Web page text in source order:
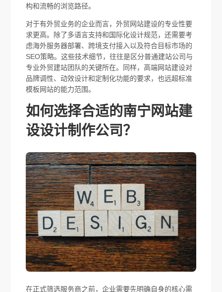
构和流畅的浏览路径。
对于有外贸业务的企业而言，外贸网站建设的专业性要
求更高。除了多语言支持和国际化设计规范，还需要考
虑海外服务器部署、跨境支付接入以及符合目标市场的
SEO策略。这些技术细节，往往是区分普通建站公司与
专业外贸建站团队的关键所在。同样，高端网站建设对
品牌调性、动效设计和定制化功能的要求，也远超标准
模板网站的能力范围。
如何选择合适的南宁网站建
设设计制作公司？
在正式筛选服务商之前，企业需要先明确自身的核心需